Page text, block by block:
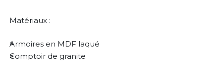
Matériaux :
Armoires en MDF laqué
Comptoir de granite